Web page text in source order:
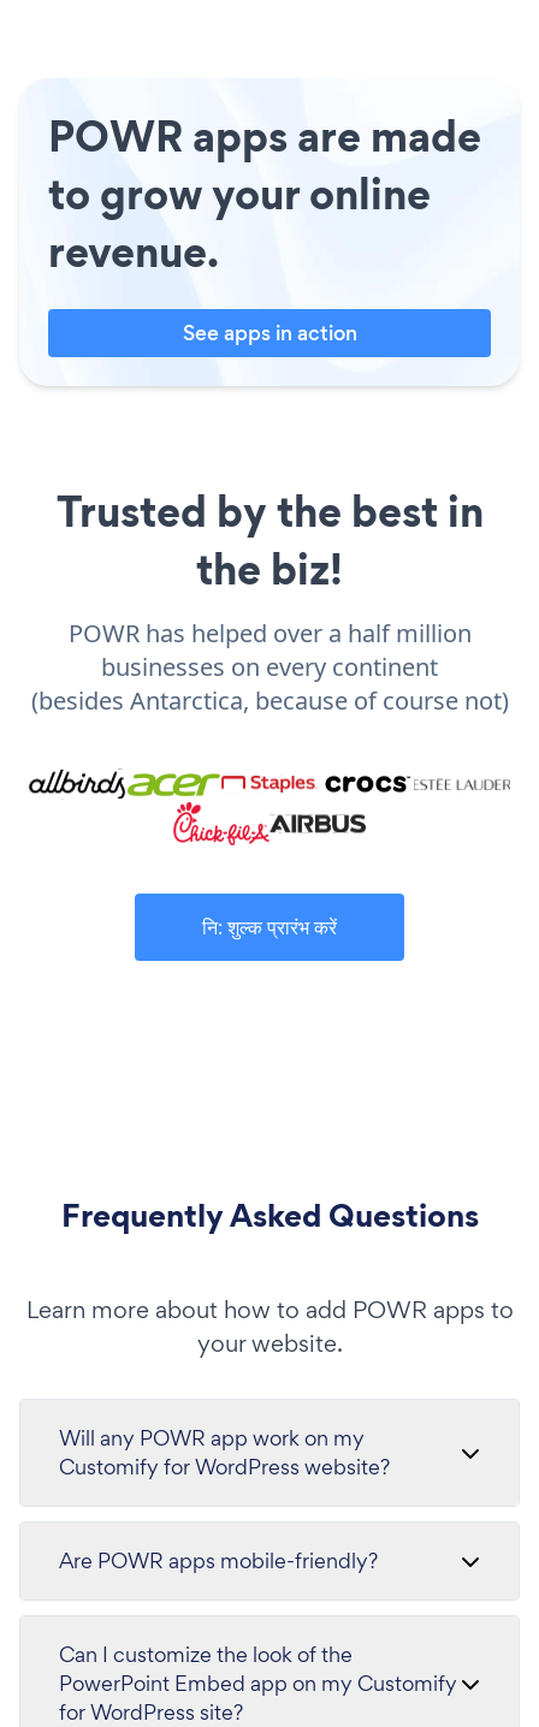
POWR apps are made
to grow your online
revenue.
See apps in action
Trusted by the best in
the biz!
POWR has helped over a half million
businesses on every continent
(besides Antarctica, because of course not)
नि: शुल्क प्रारंभ करें
Frequently Asked Questions
Learn more about how to add POWR apps to
your website.
Will any POWR app work on my
Customify for WordPress website?
Are POWR apps mobile-friendly?
Can I customize the look of the
PowerPoint Embed app on my Customify
for WordPress site?